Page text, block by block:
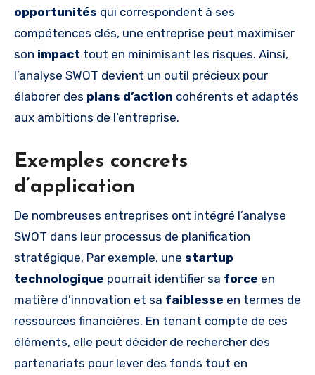
opportunités qui correspondent à ses
compétences clés, une entreprise peut maximiser
son impact tout en minimisant les risques. Ainsi,
l’analyse SWOT devient un outil précieux pour
élaborer des plans d’action cohérents et adaptés
aux ambitions de l’entreprise.
Exemples concrets
d’application
De nombreuses entreprises ont intégré l’analyse
SWOT dans leur processus de planification
stratégique. Par exemple, une startup
technologique pourrait identifier sa force en
matière d’innovation et sa faiblesse en termes de
ressources financières. En tenant compte de ces
éléments, elle peut décider de rechercher des
partenariats pour lever des fonds tout en